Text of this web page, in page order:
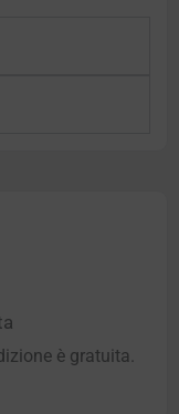
è gratuita.